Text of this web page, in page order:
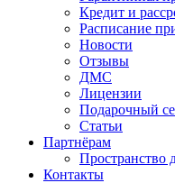
Кредит и
Расписание
Новости
Отзывы
ДМС
Лицензии
Подарочный
Статьи
Партнёрам
Пространство
Контакты